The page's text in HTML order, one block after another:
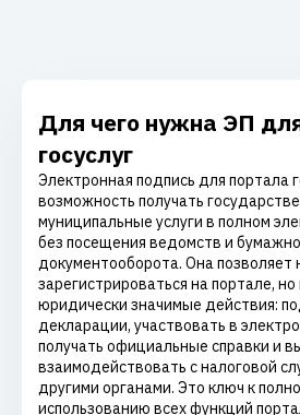
Для чего нужна ЭП
госуслуг
Электронная подпись для портала
возможность получать
муниципальные услуги в полном
без посещения ведомств и
документооборота. Она позволяет
зарегистрироваться на портале,
юридически значимые действия:
декларации, участвовать в
получать официальные справки и
взаимодействовать с налоговой
другими органами. Это ключ к
использованию всех функций